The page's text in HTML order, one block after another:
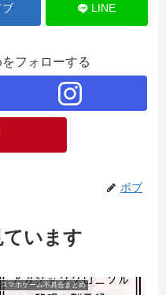
ブ LINE
フォローする
ボブ
います
スマホゲーム不具合まとめ